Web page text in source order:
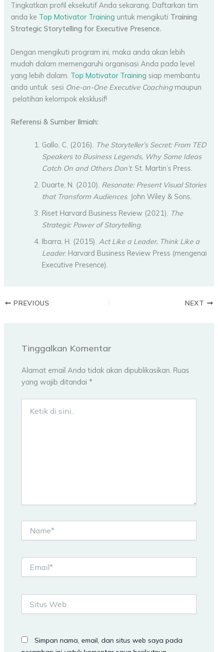
Tingkatkan profil eksekutif Anda sekarang. Daftarkan tim
anda ke Top Motivator Training untuk mengikuti Training
Strategic Storytelling for Executive Presence.
Dengan mengikuti program ini, maka anda akan lebih
mudah dalam memengaruhi organisasi Anda pada level
yang lebih dalam. Top Motivator Training siap membantu
anda untuk sesi One-on-One Executive Coachingmaupun
pelatihan kelompok eksklusif!
Referensi & Sumber Ilmiah:
Gallo, C. (2016). The Storyteller’s Secret: From TED
Speakers to Business Legends, Why Some Ideas
Catch On and Others Don’t. St. Martin’s Press.
Duarte, N. (2010). Resonate: Present Visual Stories
that Transform Audiences. John Wiley & Sons.
Riset Harvard Business Review (2021). The
Strategic Power of Storytelling.
Ibarra, H. (2015).Act Like a Leader, Think Like a
Leader. Harvard Business Review Press (mengenai
Executive Presence).
PREVIOUS NEXT
Tinggalkan Komentar
Alamat email Anda tidak akan dipublikasikan. Ruas
yang wajib ditandai*
Web
Simpan nama, email, dan situs web saya pada